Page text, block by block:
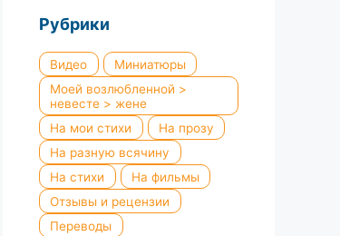
Рубрики
Видео
Миниатюры
Моей возлюбленной >
невесте > жене
На мои стихи
На прозу
На разную всячину
На стихи
На фильмы
Отзывы и рецензии
Переводы